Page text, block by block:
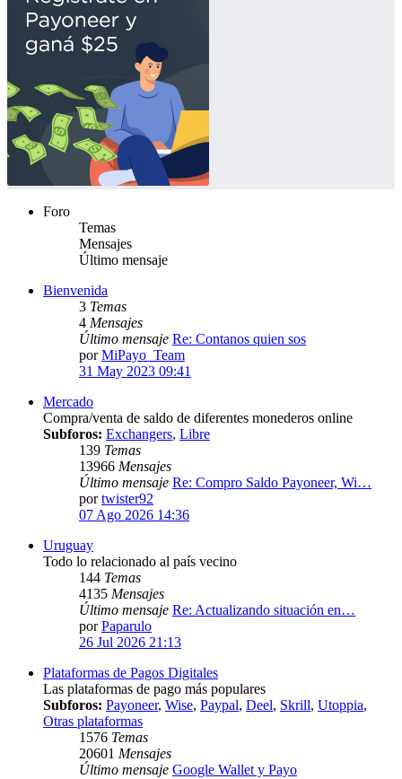
Foro
Temas
Mensajes
Último mensaje
Bienvenida
3 Temas
4 Mensajes
Último mensaje Re: Contanos quien sos
porMiPayo_Team
31 May 2023 09:41
Mercado
Compra/venta de saldo de diferentes monederos online
Subforos: Exchangers, Libre
139 Temas
13966 Mensajes
Último mensaje Re: Compro Saldo Payoneer, Wi…
portwister92
07 Ago 2026 14:36
Uruguay
Todo lo relacionado al país vecino
144 Temas
4135 Mensajes
Último mensaje Re: Actualizando situación en…
porPaparulo
26 Jul 2026 21:13
Plataformas de Pagos Digitales
Las plataformas de pago más populares
Subforos: Payoneer, Wise, Paypal, Deel, Skrill, Utoppia,
Otras plataformas
1576 Temas
20601 Mensajes
Último mensaje Google Wallet y Payo